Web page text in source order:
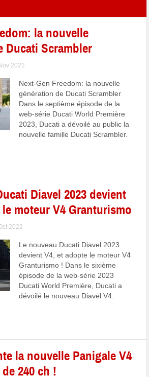
la nouvelle
Ducati Scrambler
2022
Next-Gen Freedom: la nouvelle
génération de Ducati Scrambler
Dans le septième épisode de la
web-série Ducati World Première
2023, Ducati a dévoilé au public la
nouvelle famille Ducati Scrambler.
Diavel 2023 devient
moteur V4 Granturismo
2022
Le nouveau Ducati Diavel 2023
devient V4, et adopte le moteur V4
Granturismo ! Dans le sixième
épisode de la web-série 2023
Ducati World Première, Ducati a
dévoilé le nouveau Diavel V4.
la nouvelle Panigale V4
240 ch !